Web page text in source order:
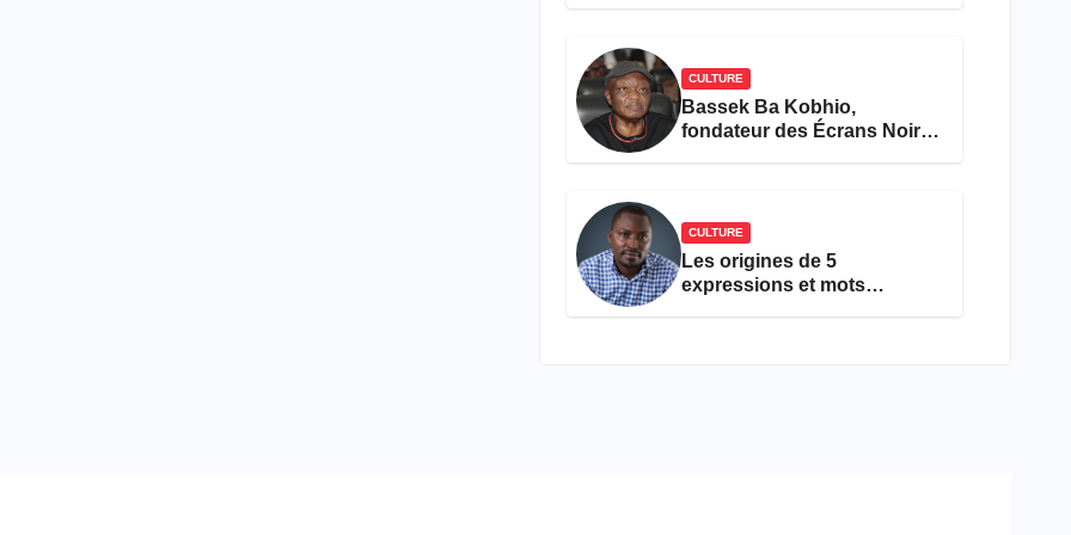
CULTURE
Bassek Ba Kobhio,
fondateur des Écrans Noirs,
CULTURE
Les origines de 5
expressions et mots